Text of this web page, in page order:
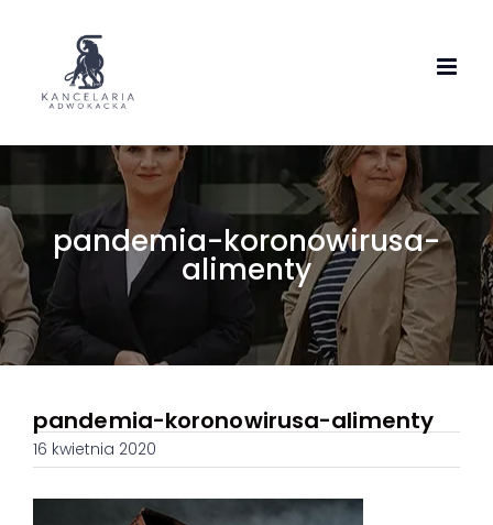
content
pandemia-koronowirusa-
alimenty
pandemia-koronowirusa-alimenty
16 kwietnia 2020